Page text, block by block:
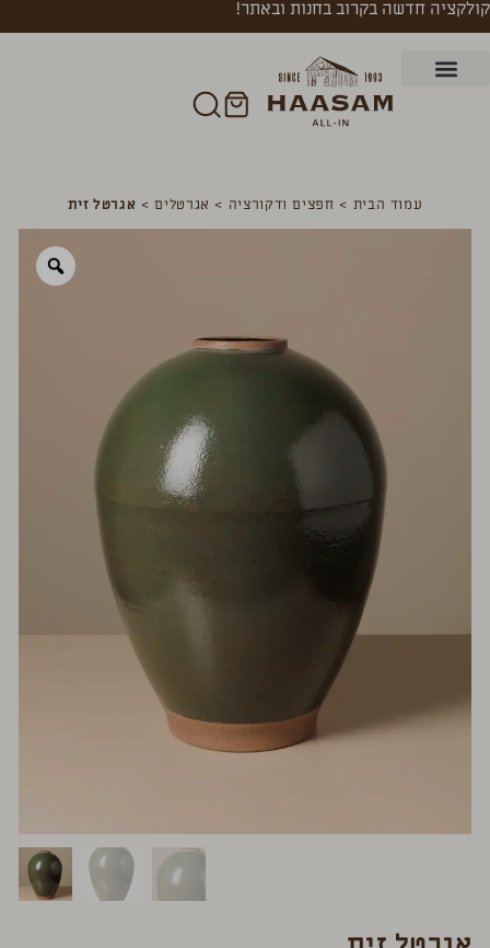
קולקציה חדשה בקרוב בחנות ובאתר!
עמוד הבית > חפצים ודקורציה > אגרטלים> אגרטל זית